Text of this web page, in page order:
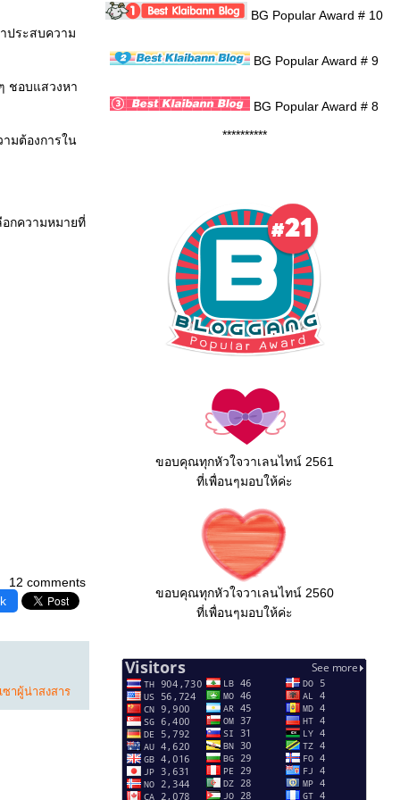
ประสบความ
ชอบแสวงหา
มต้องการใน
กความหมายที่
12 comments
าผู้น่าสงสาร
BG Popular Award # 10
BG Popular Award # 9
BG Popular Award # 8
**********
ขอบคุณทุกหัวใจวาเลนไทน์ 2561
ที่เพื่อนๆมอบให้ค่ะ
ขอบคุณทุกหัวใจวาเลนไทน์ 2560
ที่เพื่อนๆมอบให้ค่ะ